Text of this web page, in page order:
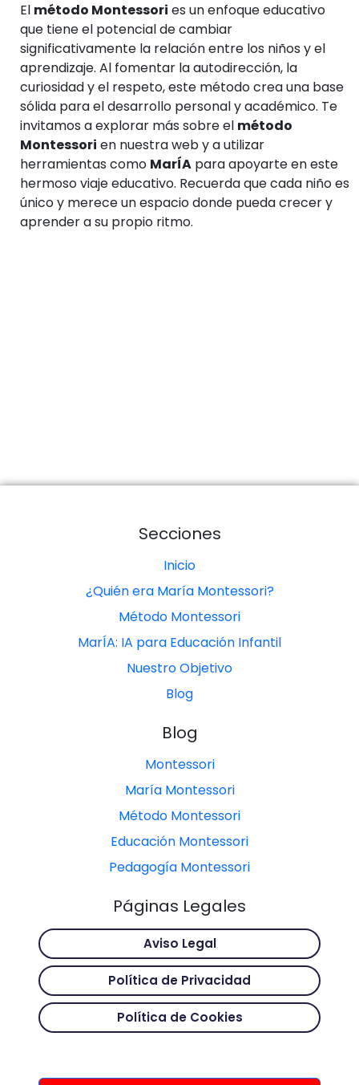
El método Montessori es un enfoque educativo
que tiene el potencial de cambiar
significativamente la relación entre los niños y el
aprendizaje. Al fomentar la autodirección, la
curiosidad y el respeto, este método crea una base
sólida para el desarrollo personal y académico. Te
invitamos a explorar más sobre el método
Montessori en nuestra web y a utilizar
herramientas como MarÍA para apoyarte en este
hermoso viaje educativo. Recuerda que cada niño es
único y merece un espacio donde pueda crecer y
aprender a su propio ritmo.
Secciones
Inicio
¿Quién era María Montessori?
Método Montessori
MarÍA: IA para Educación Infantil
Nuestro Objetivo
Blog
Blog
Montessori
María Montessori
Método Montessori
Educación Montessori
Pedagogía Montessori
Páginas Legales
Aviso Legal
Política de Privacidad
Política de Cookies